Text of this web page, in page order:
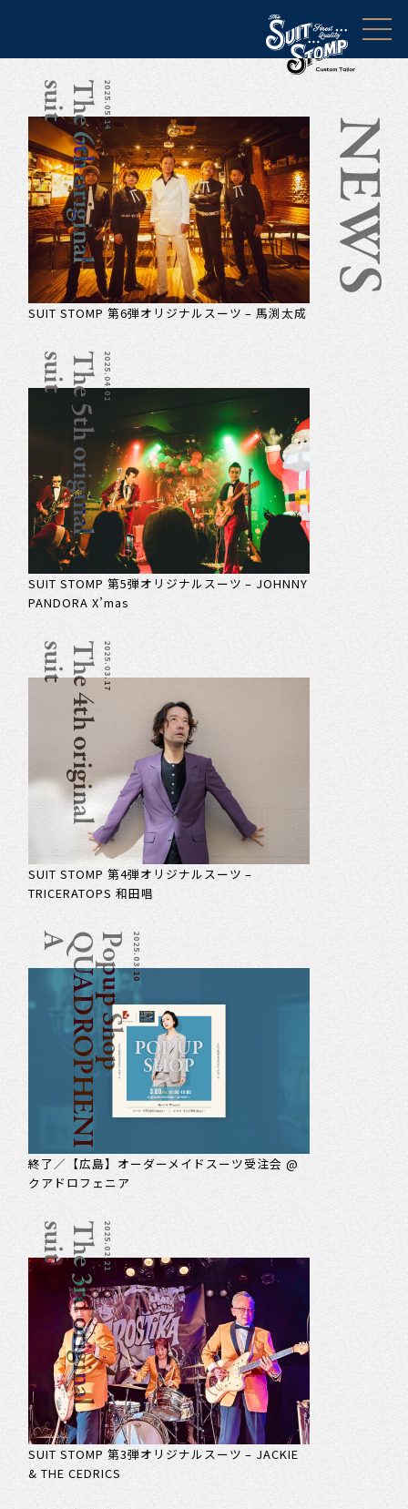
2025.05.14
T
h
e
6
t
h
o
r
i
g
i
n
a
l
s
u
i
t
SUIT STOMP 第6弾オリジナルスーツ – ⾺渕太成
2025.04.01
T
h
e
5
t
h
o
r
i
g
i
n
a
l
s
u
i
t
SUIT STOMP 第5弾オリジナルスーツ – JOHNNY
PANDORA X’mas
2025.03.17
T
h
e
4
t
h
o
r
i
g
i
n
a
l
s
u
i
t
SUIT STOMP 第4弾オリジナルスーツ –
TRICERATOPS 和田唱
2025.03.10
P
o
p
u
p
S
h
o
p
Q
U
A
D
R
O
P
H
E
N
I
A
終了／【広島】オーダーメイドスーツ受注会 @
クアドロフェニア
2025.02.21
T
h
e
3
r
d
o
r
i
g
i
n
a
l
s
u
i
t
SUIT STOMP 第3弾オリジナルスーツ – JACKIE
& THE CEDRICS
NEWS